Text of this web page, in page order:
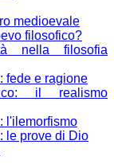
medioevale
filosofico?
nella filosofia
fede e ragione
il realismo
l'ilemorfismo
le prove di Dio